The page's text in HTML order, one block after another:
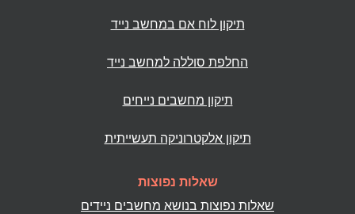
תיקון לוח אם במחשב נייד
החלפת סוללה למחשב נייד
תיקון מחשבים נייחים
תיקון אלקטרוניקה תעשייתית
שאלות נפוצות
שאלות נפוצות בנושא מחשבים ניידים